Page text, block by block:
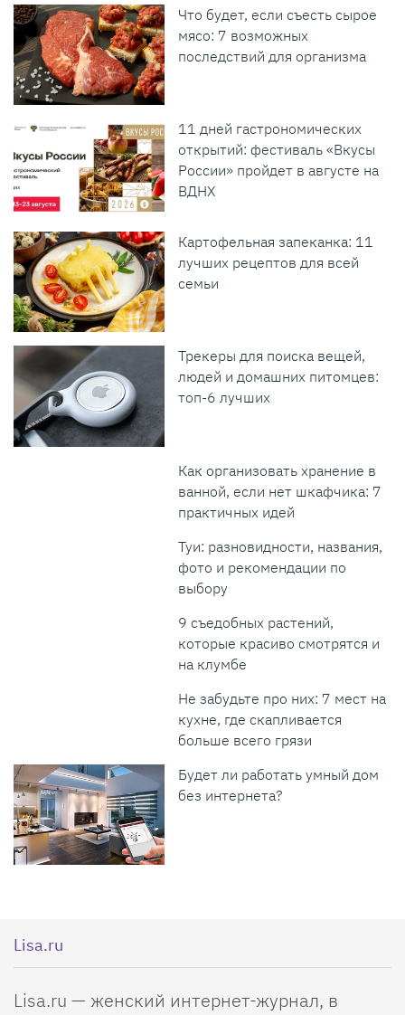
Что будет, если съесть сырое
мясо: 7 возможных
последствий для организма
11 дней гастрономических
открытий: фестиваль «Вкусы
России» пройдет в августе на
ВДНХ
Картофельная запеканка: 11
лучших рецептов для всей
семьи
Трекеры для поиска вещей,
людей и домашних питомцев:
топ-6 лучших
Как организовать хранение в
ванной, если нет шкафчика: 7
практичных идей
Туи: разновидности, названия,
фото и рекомендации по
выбору
9 съедобных растений,
которые красиво смотрятся и
на клумбе
Не забудьте про них: 7 мест на
кухне, где скапливается
больше всего грязи
Будет ли работать умный дом
без интернета?
Lisa.ru
Lisa.ru — женский интернет-журнал, в